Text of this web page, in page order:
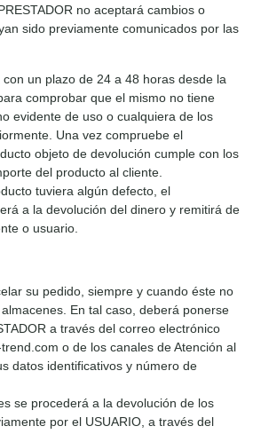
no aceptará cambios o
sido previamente comunicados por las
con un plazo de 24 a 48 horas desde la
comprobar que el mismo no tiene
evidente de uso o cualquiera de los
Una vez compruebe el
objeto de devolución cumple con los
del producto al cliente.
tuviera algún defecto, el
a la devolución del dinero y remitirá de
o usuario.
su pedido, siempre y cuando éste no
En tal caso, deberá ponerse
a través del correo electrónico
o de los canales de Atención al
datos identificativos y número de
se procederá a la devolución de los
por el USUARIO, a través del